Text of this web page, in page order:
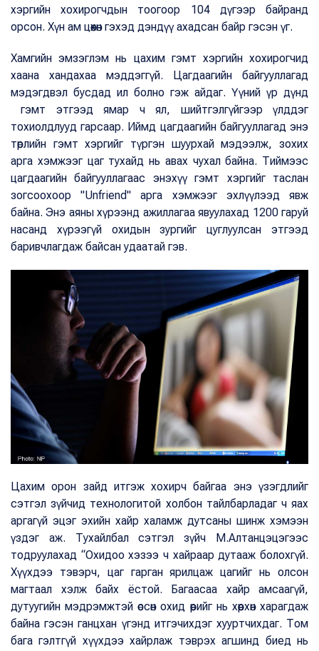
хэргийн хохирогчдын тоогоор 104 дүгээр байранд
орсон. Хүн ам цөөхөн гэхэд дэндүү ахадсан байр гэсэн үг.
Хамгийн эмзэглэм нь цахим гэмт хэргийн хохирогчид
хаана хандахаа мэддэггүй. Цагдаагийн байгууллагад
мэдэгдвэл бусдад ил болно гэж айдаг. Үүний үр дүнд
гэмт этгээд ямар ч ял, шийтгэлгүйгээр үлддэг
тохиолдлууд гарсаар. Иймд цагдаагийн байгууллагад энэ
төрлийн гэмт хэргийг түргэн шуурхай мэдээлж, зохих
арга хэмжээг цаг тухайд нь авах чухал байна. Тиймээс
цагдаагийн байгууллагаас энэхүү гэмт хэргийг таслан
зогсоохоор "Unfriend" арга хэмжээг эхлүүлээд явж
байна. Энэ аяны хүрээнд ажиллагаа явуулахад 1200 гаруй
насанд хүрээгүй охидын зургийг цуглуулсан этгээд
баривчлагдаж байсан удаатай гэв.
Цахим орон зайд итгэж хохирч байгаа энэ үзэгдлийг
сэтгэл зүйчид технологитой холбон тайлбарладаг ч яах
аргагүй эцэг эхийн хайр халамж дутсаны шинж хэмээн
үздэг аж. Тухайлбал сэтгэл зүйч М.Алтанцэцэгээс
тодруулахад “Охидоо хэзээ ч хайраар дутааж болохгүй.
Хүүхдээ тэвэрч, цаг гарган ярилцаж цагийг нь олсон
магтаал хэлж байх ёстой. Багаасаа хайр амсаагүй,
дутуугийн мэдрэмжтэй өссөн охид өөрийг нь хөөрхөн харагдаж
байна гэсэн ганцхан үгэнд итгэчихдэг хууртчихдаг. Том
бага гэлтгүй хүүхдээ хайрлаж тэврэх агшинд биед нь